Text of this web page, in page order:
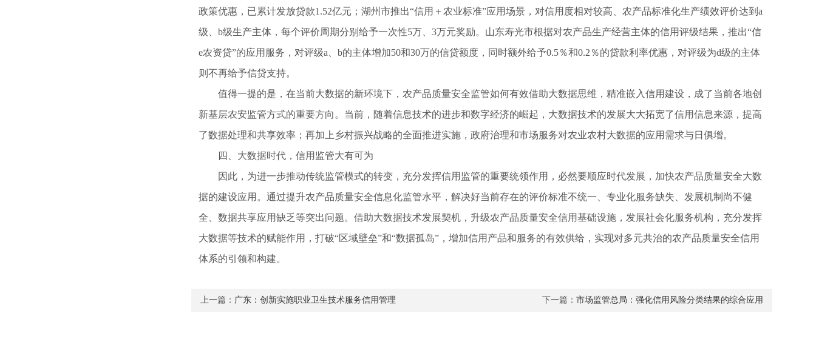
政策优惠，已累计发放贷款1.52亿元；湖州市推出“信用＋农业标准”应用场景，对信用度相对较高、农产品标准化生产绩效评价达到a
级、b级生产主体，每个评价周期分别给予一次性5万、3万元奖励。山东寿光市根据对农产品生产经营主体的信用评级结果，推出“信
e农资贷”的应用服务，对评级a、b的主体增加50和30万的信贷额度，同时额外给予0.5％和0.2％的贷款利率优惠，对评级为d级的主体
则不再给予信贷支持。
值得一提的是，在当前大数据的新环境下，农产品质量安全监管如何有效借助大数据思维，精准嵌入信用建设，成了当前各地创
新基层农安监管方式的重要方向。当前，随着信息技术的进步和数字经济的崛起，大数据技术的发展大大拓宽了信用信息来源，提高
了数据处理和共享效率；再加上乡村振兴战略的全面推进实施，政府治理和市场服务对农业农村大数据的应用需求与日俱增。
四、大数据时代，信用监管大有可为
因此，为进一步推动传统监管模式的转变，充分发挥信用监管的重要统领作用，必然要顺应时代发展，加快农产品质量安全大数
据的建设应用。通过提升农产品质量安全信息化监管水平，解决好当前存在的评价标准不统一、专业化服务缺失、发展机制尚不健
全、数据共享应用缺乏等突出问题。借助大数据技术发展契机，升级农产品质量安全信用基础设施，发展社会化服务机构，充分发挥
大数据等技术的赋能作用，打破“区域壁垒”和“数据孤岛”，增加信用产品和服务的有效供给，实现对多元共治的农产品质量安全信用
体系的引领和构建。
下一篇： 市场监管总局：强化信用风险分类结果的综合应用
上一篇： 广东：创新实施职业卫生技术服务信用管理